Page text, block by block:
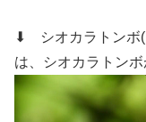
⬇ シオカラトンボ
は、シオカラトンボ